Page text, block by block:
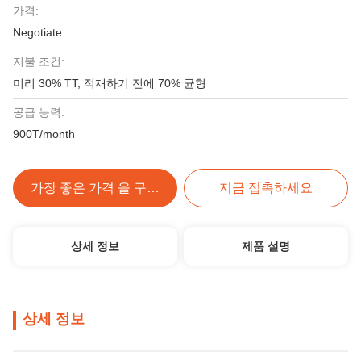
가격:
Negotiate
지불 조건:
미리 30% TT, 적재하기 전에 70% 균형
공급 능력:
900T/month
가장 좋은 가격 을 구하라 지금 접촉하세요
상세 정보 제품 설명
상세 정보